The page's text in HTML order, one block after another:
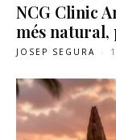
NCG Clinic
més natural,
JOSEP SEGURA -